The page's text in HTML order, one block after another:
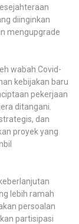
diinginkan
mengupgrade
wabah Covid-
kebijakan baru
pekerjaan
ditangani.
dan
proyek yang
lebih ramah
persoalan
partisipasi